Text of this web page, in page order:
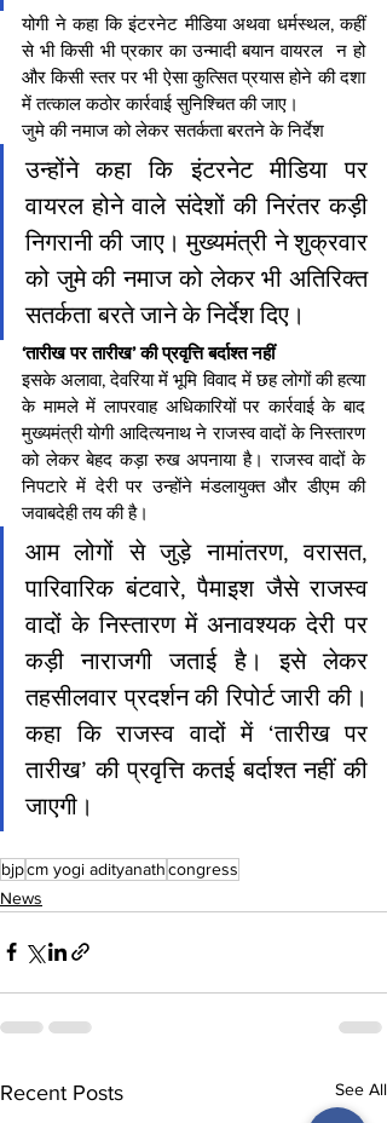
योगी ने कहा कि इंटरनेट मीडिया अथवा धर्मस्थल, कहीं
से भी किसी भी प्रकार का उन्मादी बयान वायरल  न हो
और किसी स्तर पर भी ऐसा कुत्सित प्रयास होने की दशा
में तत्काल कठोर कार्रवाई सुनिश्चित की जाए।
जुमे की नमाज को लेकर सतर्कता बरतने के निर्देश
उन्होंने कहा कि इंटरनेट मीडिया पर
वायरल होने वाले संदेशों की निरंतर कड़ी
निगरानी की जाए। मुख्यमंत्री ने शुक्रवार
को जुमे की नमाज को लेकर भी अतिरिक्त
सतर्कता बरते जाने के निर्देश दिए।
‘तारीख पर तारीख’ की प्रवृत्ति बर्दाश्त नहीं
इसके अलावा, देवरिया में भूमि विवाद में छह लोगों की हत्या
के मामले में लापरवाह अधिकारियों पर कार्रवाई के बाद
मुख्यमंत्री योगी आदित्यनाथ ने राजस्व वादों के निस्तारण
को लेकर बेहद कड़ा रुख अपनाया है। राजस्व वादों के
निपटारे में देरी पर उन्होंने मंडलायुक्त और डीएम की
जवाबदेही तय की है।
आम लोगों से जुड़े नामांतरण, वरासत,
पारिवारिक बंटवारे, पैमाइश जैसे राजस्व
वादों के निस्तारण में अनावश्यक देरी पर
कड़ी नाराजगी जताई है। इसे लेकर
तहसीलवार प्रदर्शन की रिपोर्ट जारी की।
कहा कि राजस्व वादों में ‘तारीख पर
तारीख’ की प्रवृत्ति कतई बर्दाश्त नहीं की
जाएगी।
bjpcm yogi adityanathcongress
News
Recent Posts See All